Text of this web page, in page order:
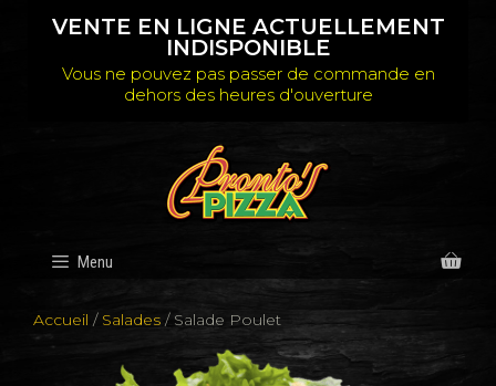
contenuVENTE EN LIGNE ACTUELLEMENT
INDISPONIBLE
Vous ne pouvez pas passer de commande en
dehors des heures d'ouverture
Menu
Accueil / Salades / Salade Poulet